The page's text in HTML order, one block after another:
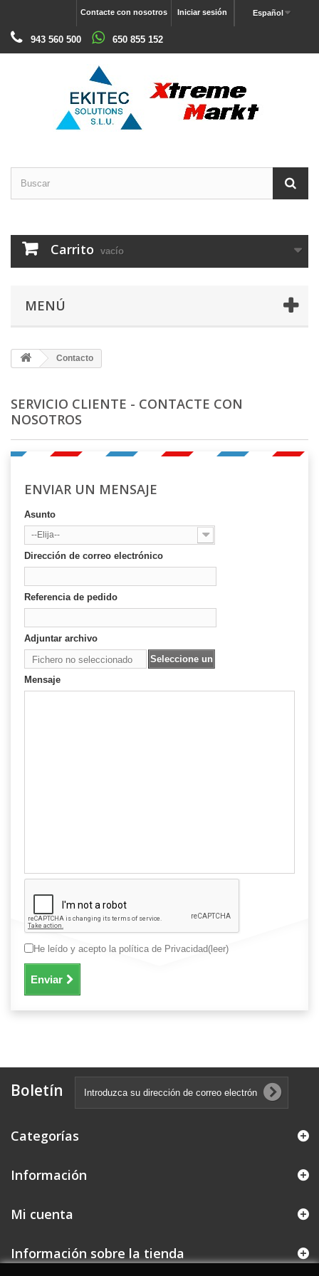
Español
Iniciar sesión
Contacte con nosotros
943 560 500 650 855 152
Carrito vacío
MENÚ
Contacto
SERVICIO CLIENTE - CONTACTE CON
NOSOTROS
ENVIAR UN MENSAJE
Asunto
--Elija--
Dirección de correo electrónico
Referencia de pedido
Adjuntar archivo
Fichero no seleccionado
Seleccione un
Mensaje
He leído y acepto la política de Privacidad(leer)
Enviar
Boletín
Categorías
Información
Mi cuenta
Información sobre la tienda